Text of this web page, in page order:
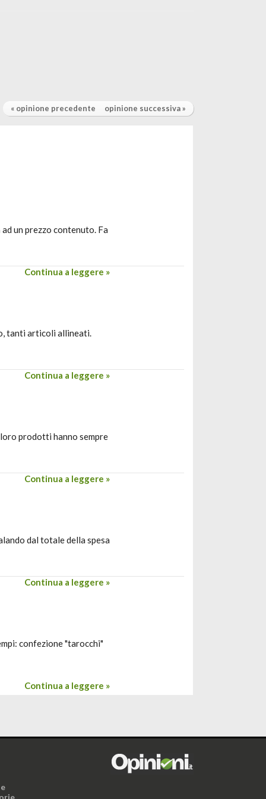
« opinione precedente opinione successiva »
un prezzo contenuto. Fa
Continua a leggere »
tanti articoli allineati.
Continua a leggere »
prodotti hanno sempre
Continua a leggere »
dal totale della spesa
Continua a leggere »
confezione "tarocchi"
Continua a leggere »